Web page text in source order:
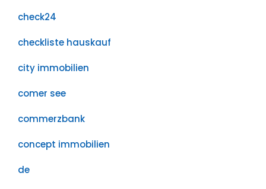
check24
checkliste hauskauf
city immobilien
comer see
commerzbank
concept immobilien
de